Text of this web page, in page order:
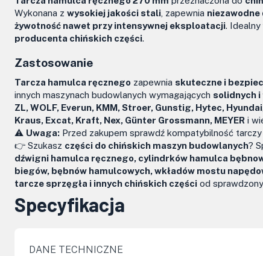
Wykonana z wysokiej jakości stali , zapewnia niezawodne
żywotność nawet przy intensywnej eksploatacji.
producenta chińskich części.
Zastosowanie
Tarcza hamulca ręcznego zapewnia skuteczne i
innych maszynach budowlanych wymagających solidnych i
ZL, WOLF, Everun, KMM, Stroer, Gunstig, Hytec,
Kraus, Excat, Kraft, Nex, Günter Grossmann, MEYER i
⚠️ Uwaga: Przed zakupem sprawdź kompatybilność
👉 Szukasz części do chińskich maszyn budowlanych?
dźwigni hamulca ręcznego, cylindrków hamulca
biegów, bębnów hamulcowych, wkładów mostu
tarcze sprzęgła i innych chińskich części od
Specyfikacja
DANE TECHNICZNE